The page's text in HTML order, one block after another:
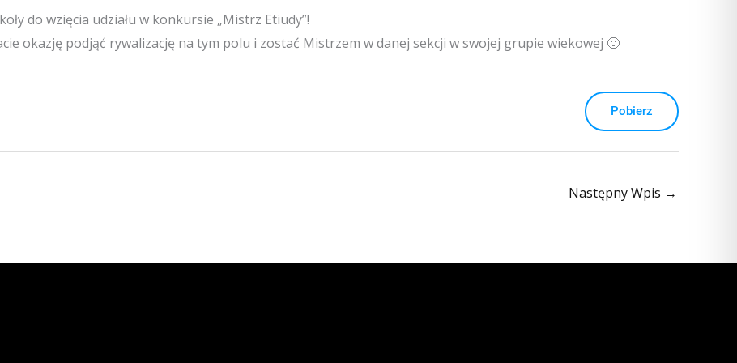
do wzięcia udziału w konkursie „Mistrz Etiudy”!
okazję podjąć rywalizację na tym polu i zostać Mistrzem w danej sekcji w swojej grupie wiekowej 🙂
Pobierz
Następny Wpis →